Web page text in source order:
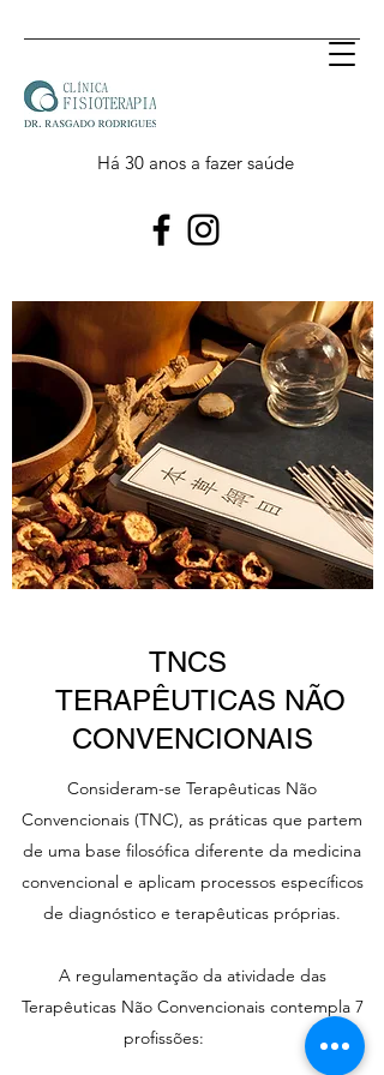
Há 30 anos a fazer saúde
TNCS
TERAPÊUTICAS NÃO
CONVENCIONAIS
Consideram-se Terapêuticas Não
Convencionais (TNC), as práticas que partem
de uma base filosófica diferente da medicina
convencional e aplicam processos específicos
de diagnóstico e terapêuticas próprias.
A regulamentação da atividade das
Terapêuticas Não Convencionais contempla 7
profissões: